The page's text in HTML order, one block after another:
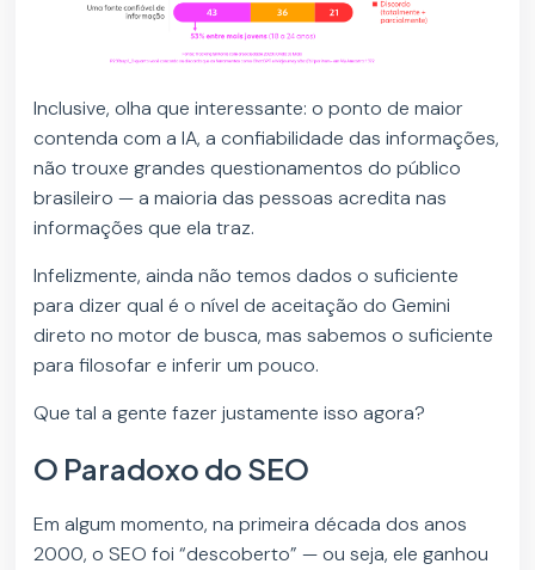
Inclusive, olha que interessante: o ponto de maior
contenda com a IA, a confiabilidade das informações,
não trouxe grandes questionamentos do público
brasileiro — a maioria das pessoas acredita nas
informações que ela traz.
Infelizmente, ainda não temos dados o suficiente
para dizer qual é o nível de aceitação do Gemini
direto no motor de busca, mas sabemos o suficiente
para filosofar e inferir um pouco.
Que tal a gente fazer justamente isso agora?
O Paradoxo do SEO
Em algum momento, na primeira década dos anos
2000, o SEO foi “descoberto” — ou seja, ele ganhou